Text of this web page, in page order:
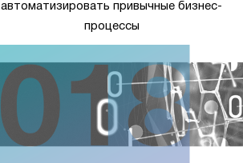
автоматизировать привычные бизнес-
процессы